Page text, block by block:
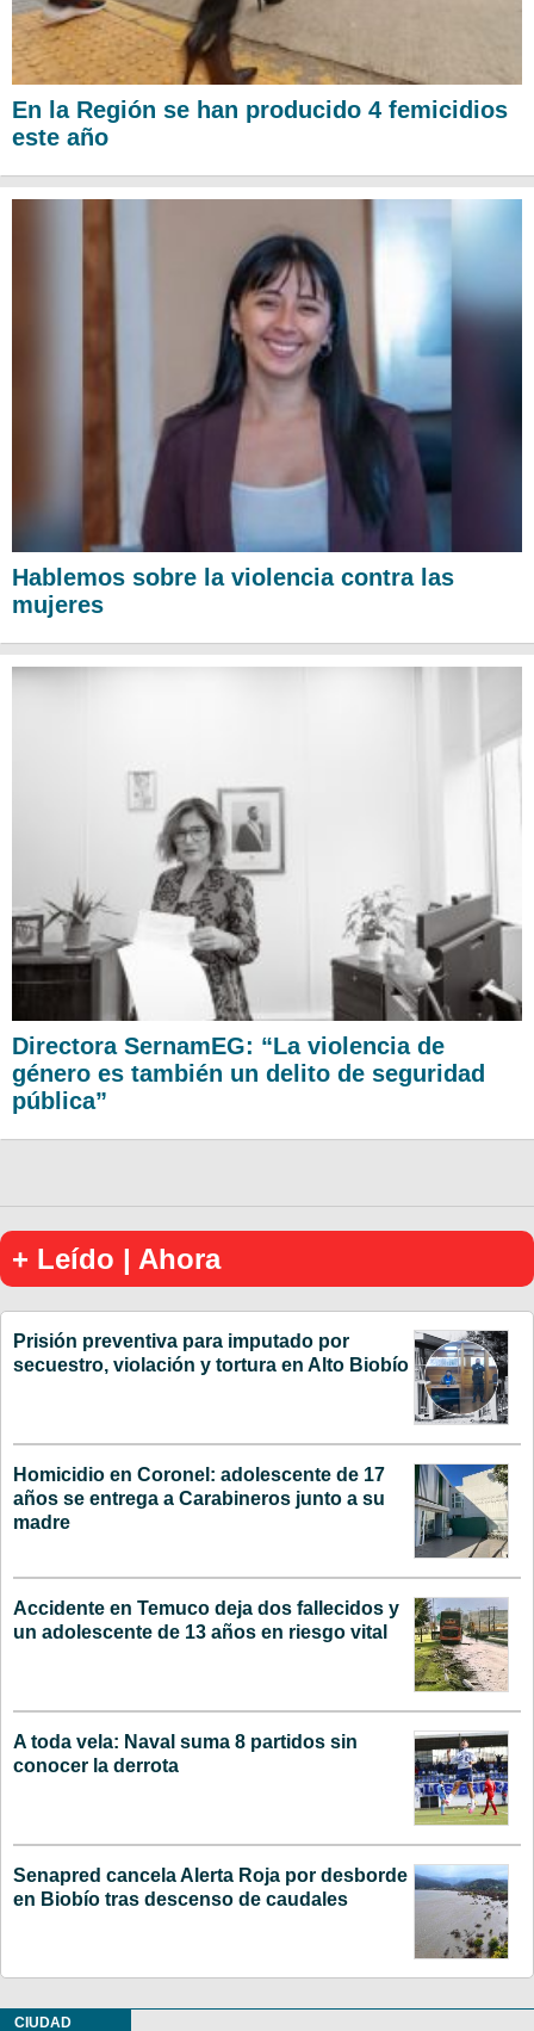
En la Región se han producido 4 femicidios
este año
Hablemos sobre la violencia contra las
mujeres
Directora SernamEG: “La violencia de
género es también un delito de seguridad
pública”
+ Leído | Ahora
Prisión preventiva para imputado por
secuestro, violación y tortura en Alto Biobío
Homicidio en Coronel: adolescente de 17
años se entrega a Carabineros junto a su
madre
Accidente en Temuco deja dos fallecidos y
un adolescente de 13 años en riesgo vital
A toda vela: Naval suma 8 partidos sin
conocer la derrota
Senapred cancela Alerta Roja por desborde
en Biobío tras descenso de caudales
CIUDAD